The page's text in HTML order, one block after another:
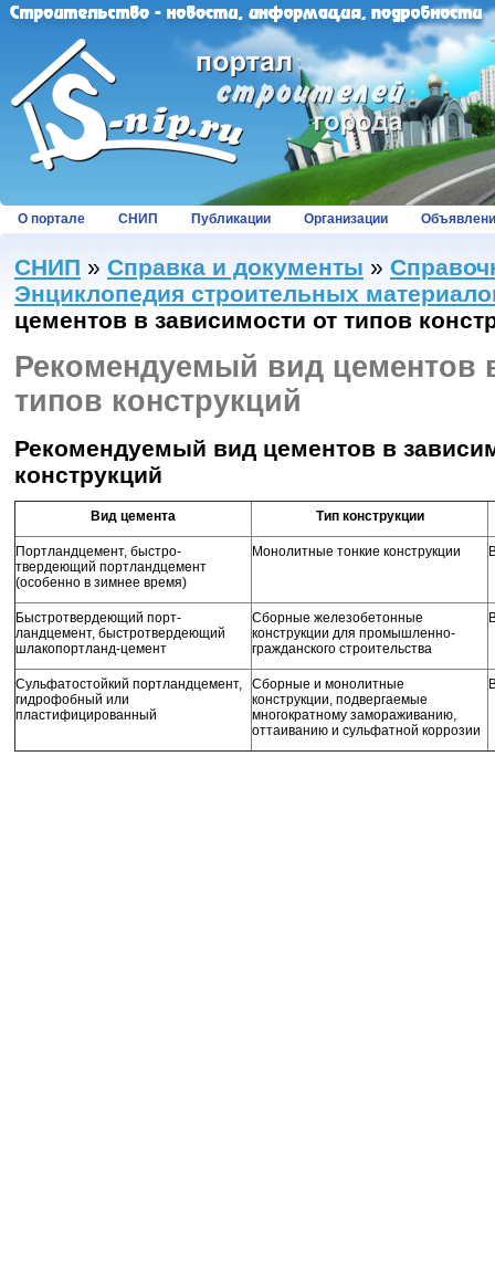
О портале СНИП Публикации Организации
СНИП » Справка и документы »
Энциклопедия строительных
цементов в зависимости от типов
Рекомендуемый вид цементов
типов конструкций
Рекомендуемый вид цементов в
конструкций
Вид цемента Тип конструкции
Портландцемент, быстро-
твердеющий портландце­мент
(особенно в зимнее время)
Монолитные тонкие конструкции
Быстротвердеющий порт­
ландцемент, быстротвердеющий
шлакопортланд-цемент
Сборные железобетонные
конструкции для промышленно-
гражданского стро­ительства
Сульфатостойкий порт­ландцемент,
гидрофобный или
пластифицированный
Сборные и монолитные
конструкции, подвергае­мые
многократному замо­раживанию,
оттаиванию и сульфатной коррозии